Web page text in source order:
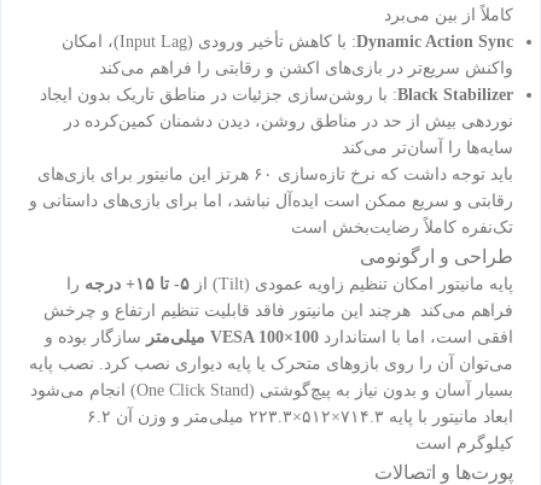
کاملاً از بین می‌برد
Dynamic Action Sync
: با کاهش تأخیر ورودی (Input Lag)، امکان
واکنش سریع‌تر در بازی‌های اکشن و رقابتی را فراهم می‌کند
Black Stabilizer: با روشن‌سازی جزئیات در مناطق تاریک بدون ایجاد
نوردهی بیش از حد در مناطق روشن، دیدن دشمنان کمین‌کرده در
سایه‌ها را آسان‌تر می‌کند
باید توجه داشت که نرخ تازه‌سازی ۶۰ هرتز این مانیتور برای بازی‌های
رقابتی و سریع ممکن است ایده‌آل نباشد، اما برای بازی‌های داستانی و
تک‌نفره کاملاً رضایت‌بخش است
طراحی و ارگونومی
پایه مانیتور امکان تنظیم زاویه عمودی (Tilt) از ۵- تا ۱۵+ درجه
را
فراهم می‌کند هرچند این مانیتور فاقد قابلیت تنظیم ارتفاع و چرخش
افقی است، اما با استاندارد VESA 100×100 میلی‌متر
سازگار بوده و
می‌توان آن را روی بازوهای متحرک یا پایه دیواری نصب کرد. نصب پایه
بسیار آسان و بدون نیاز به پیچ‌گوشتی (One Click Stand) انجام می‌شود
ابعاد مانیتور با پایه ۷۱۴.۳×۵۱۲×۲۲۳.۳ میلی‌متر و وزن آن ۶.۲
کیلوگرم است
پورت‌ها و اتصالات